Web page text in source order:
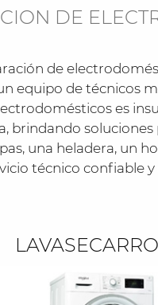
DE
de
equipo de técnicos
es
brindando
una heladera,
técnico confiable